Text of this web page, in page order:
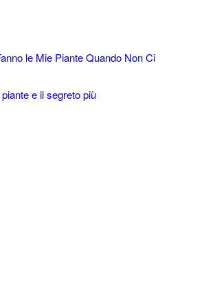
le Mie Piante Quando Non Ci
e il segreto più